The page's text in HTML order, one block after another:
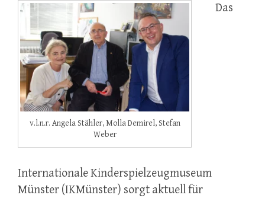
v.l.n.r. Angela Stähler, Molla Demirel, Stefan
Weber
Das
Internationale Kinderspielzeugmuseum
Münster (IKMünster) sorgt aktuell für